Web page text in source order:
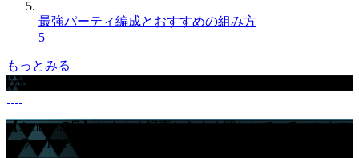
最強パーティ編成とおすすめの組み方
5
もっとみる
GameWithからのお知らせ
【Amazon7月】おすすめ記事からよく買われているコントロ
ーラーTOP4